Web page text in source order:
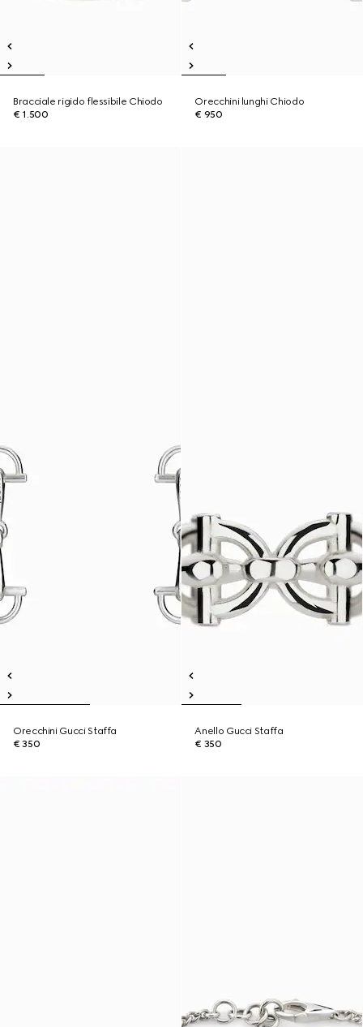
Bracciale rigido flessibile Chiodo
€ 1.500
Orecchini lunghi Chiodo
€ 950
Orecchini Gucci Staffa
€ 350
Anello Gucci Staffa
€ 350